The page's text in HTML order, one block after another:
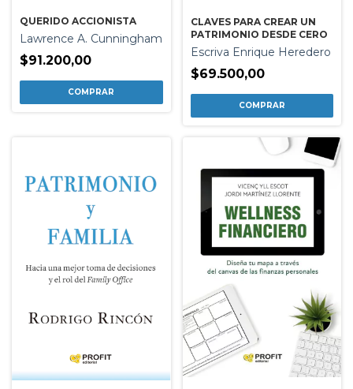
QUERIDO ACCIONISTA
Lawrence A. Cunningham
$91.200,00
CLAVES PARA CREAR UN
PATRIMONIO DESDE CERO
Escriva Enrique Heredero
$69.500,00